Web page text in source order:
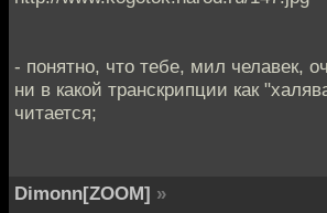
- понятно, что тебе, мил челавек,
ни в какой транскрипции как
читается;
Dimonn[ZOOM] »